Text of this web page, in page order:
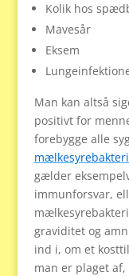
Kolik hos
Mavesår
Eksem
Man kan altså
positivt for
forebygge alle
gælder
immunforsvar,
graviditet og
ind i, om et
man er plaget af,